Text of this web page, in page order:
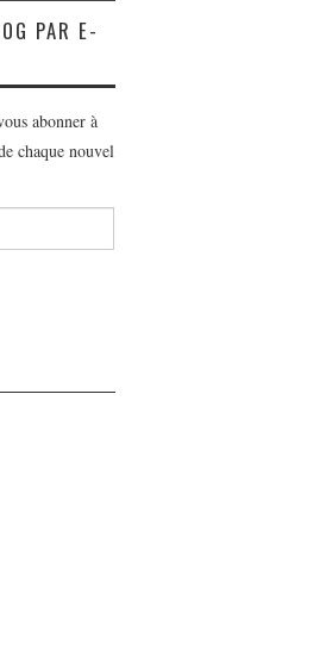
PAR E-
abonner à
chaque nouvel